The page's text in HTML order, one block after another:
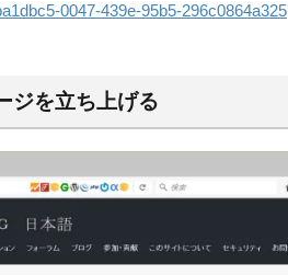
0047-439e-95b5-296c0864a325
ジを立ち上げる